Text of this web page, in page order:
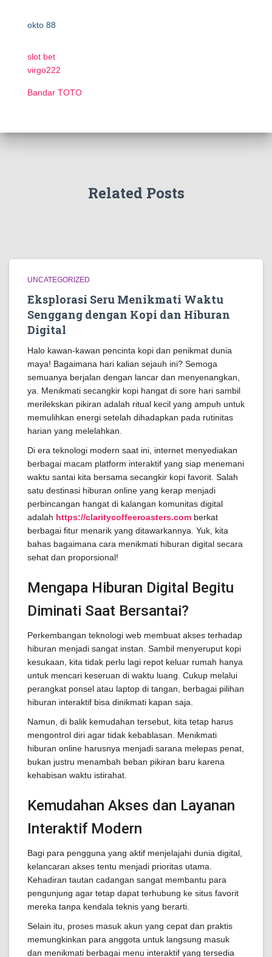
okto 88
slot bet
virgo222
Bandar TOTO
Related Posts
UNCATEGORIZED
Eksplorasi Seru Menikmati Waktu
Senggang dengan Kopi dan Hiburan
Digital
Halo kawan-kawan pencinta kopi dan penikmat dunia
maya! Bagaimana hari kalian sejauh ini? Semoga
semuanya berjalan dengan lancar dan menyenangkan,
ya. Menikmati secangkir kopi hangat di sore hari sambil
merilekskan pikiran adalah ritual kecil yang ampuh untuk
memulihkan energi setelah dihadapkan pada rutinitas
harian yang melelahkan.
Di era teknologi modern saat ini, internet menyediakan
berbagai macam platform interaktif yang siap menemani
waktu santai kita bersama secangkir kopi favorit. Salah
satu destinasi hiburan online yang kerap menjadi
perbincangan hangat di kalangan komunitas digital
adalah https://claritycoffeeroasters.com berkat
berbagai fitur menarik yang ditawarkannya. Yuk, kita
bahas bagaimana cara menikmati hiburan digital secara
sehat dan proporsional!
Mengapa Hiburan Digital Begitu
Diminati Saat Bersantai?
Perkembangan teknologi web membuat akses terhadap
hiburan menjadi sangat instan. Sambil menyeruput kopi
kesukaan, kita tidak perlu lagi repot keluar rumah hanya
untuk mencari keseruan di waktu luang. Cukup melalui
perangkat ponsel atau laptop di tangan, berbagai pilihan
hiburan interaktif bisa dinikmati kapan saja.
Namun, di balik kemudahan tersebut, kita tetap harus
mengontrol diri agar tidak kebablasan. Menikmati
hiburan online harusnya menjadi sarana melepas penat,
bukan justru menambah beban pikiran baru karena
kehabisan waktu istirahat.
Kemudahan Akses dan Layanan
Interaktif Modern
Bagi para pengguna yang aktif menjelajahi dunia digital,
kelancaran akses tentu menjadi prioritas utama.
Kehadiran tautan cadangan sangat membantu para
pengunjung agar tetap dapat terhubung ke situs favorit
mereka tanpa kendala teknis yang berarti.
Selain itu, proses masuk akun yang cepat dan praktis
memungkinkan para anggota untuk langsung masuk
dan menikmati berbagai menu interaktif yang tersedia